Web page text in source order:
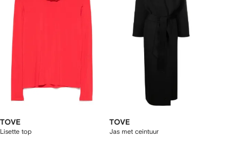
TOVE
Lisette top
TOVE
Jas met ceintuur